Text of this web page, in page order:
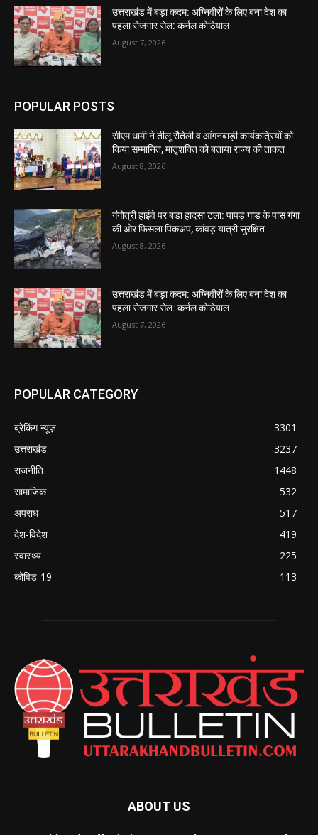
उत्तराखंड में बड़ा कदम: अग्निवीरों के लिए बना देश का
पहला रोजगार सेल: कर्नल कोठियाल
August 7, 2026
POPULAR POSTS
सीएम धामी ने तीलू रौतेली व आंगनबाड़ी कार्यकत्रियों को
किया सम्मानित, मातृशक्ति को बताया राज्य की ताकत
August 8, 2026
गंगोत्री हाईवे पर बड़ा हादसा टला: पापड़ गाड के पास गंगा
की ओर फिसला पिकअप, कांवड़ यात्री सुरक्षित
August 8, 2026
उत्तराखंड में बड़ा कदम: अग्निवीरों के लिए बना देश का
पहला रोजगार सेल: कर्नल कोठियाल
August 7, 2026
POPULAR CATEGORY
ब्रेकिंग न्यूज़
3301
उत्तराखंड
3237
राजनीति
1448
सामाजिक
532
अपराध
517
देश-विदेश
419
स्वास्थ्य
225
कोविड-19
113
ABOUT US